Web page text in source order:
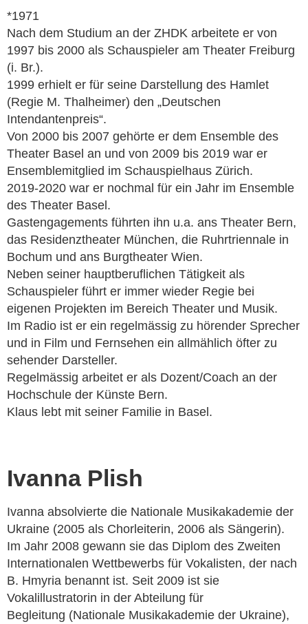
*1971
Nach dem Studium an der ZHDK arbeitete er von
1997 bis 2000 als Schauspieler am Theater Freiburg
(i. Br.).
1999 erhielt er für seine Darstellung des Hamlet
(Regie M. Thalheimer) den „Deutschen
Intendantenpreis“.
Von 2000 bis 2007 gehörte er dem Ensemble des
Theater Basel an und von 2009 bis 2019 war er
Ensemblemitglied im Schauspielhaus Zürich.
2019-2020 war er nochmal für ein Jahr im Ensemble
des Theater Basel.
Gastengagements führten ihn u.a. ans Theater Bern,
das Residenztheater München, die Ruhrtriennale in
Bochum und ans Burgtheater Wien.
Neben seiner hauptberuflichen Tätigkeit als
Schauspieler führt er immer wieder Regie bei
eigenen Projekten im Bereich Theater und Musik.
Im Radio ist er ein regelmässig zu hörender Sprecher
und in Film und Fernsehen ein allmählich öfter zu
sehender Darsteller.
Regelmässig arbeitet er als Dozent/Coach an der
Hochschule der Künste Bern.
Klaus lebt mit seiner Familie in Basel.
Ivanna Plish
Ivanna absolvierte die Nationale Musikakademie der
Ukraine (2005 als Chorleiterin, 2006 als Sängerin).
Im Jahr 2008 gewann sie das Diplom des Zweiten
Internationalen Wettbewerbs für Vokalisten, der nach
B. Hmyria benannt ist. Seit 2009 ist sie
Vokalillustratorin in der Abteilung für
Begleitung (Nationale Musikakademie der Ukraine),